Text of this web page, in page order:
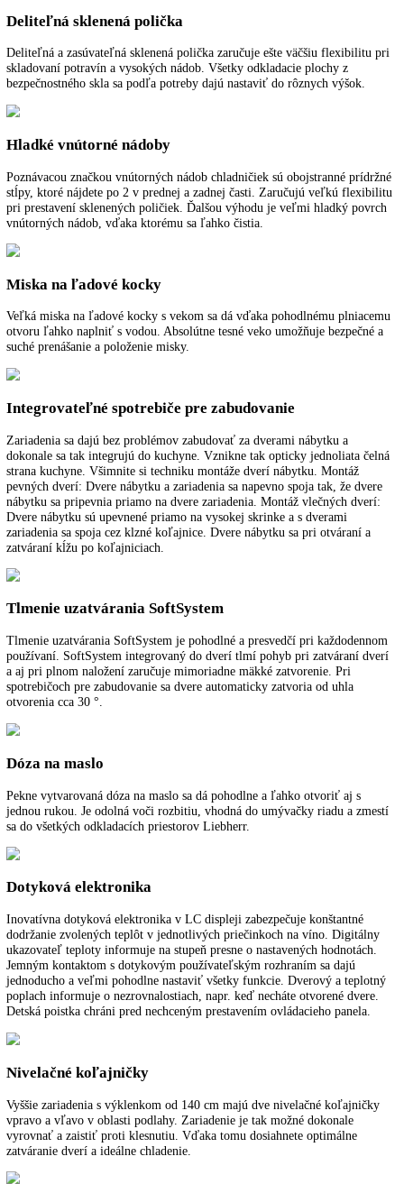
Variabilný priečinok na odkladanie fliaš
Variabilný priečinok na odkladanie fliaš je praktickým detailom
V závislosti od toho, ako zvyknete používať sklenenú poličku, na ňu
postaviť poháre alebo misky.
Priehradka na vajcia
Variabilná priehradka na vajcia je vysúvateľná. Môžete tak bezpečne
skladovať až 20 slepačích alebo 28 prepeličích vajec. Pre dlhšiu
vám odporúčame vajcia skladovať špičkou nadol alebo priehradku na
umiestniť vo FlexSystem priečinku BioFresh.
GlassLine v interiéri
Celkový dojem kvalitného interiéru dopĺňa ušľachtilé GlassLine z
bezpečnostného skla. Elegantné odkladacie plochy GlassLine sú
odolné proti poškrabaniu a ľahko sa čistia. Celkový harmonický
dotvárajú kvalitné lišty z ušľachtilej ocele. Mimoriadne flexibilné
ponúka čiastočne a úplne zasúvateľná sklenená polička.
Výškovo nastavovacie pätky
S výškovo nastavovacími pätkami vpredu môžete zariadenia Liebherr
optimálne vyrovnať. Zaručí to funkčnosť a vzhľad zariadenia.
Deliteľná sklenená polička
Deliteľná a zasúvateľná sklenená polička zaručuje ešte väčšiu
skladovaní potravín a vysokých nádob. Všetky odkladacie plochy z
bezpečnostného skla sa podľa potreby dajú nastaviť do rôznych
stĺpy, ktoré nájdete po 2 v prednej a zadnej časti. Zaručujú veľkú
pri prestavení sklenených poličiek. Ďalšou výhodu je veľmi hladký
vnútorných nádob, vďaka ktorému sa ľahko čistia.
Miska na ľadové kocky
Veľká miska na ľadové kocky s vekom sa dá vďaka pohodlnému
otvoru ľahko naplniť s vodou. Absolútne tesné veko umožňuje
suché prenášanie a položenie misky.
Integrovateľné spotrebiče pre zabudovanie
Zariadenia sa dajú bez problémov zabudovať za dverami nábytku a
strana kuchyne. Všimnite si techniku montáže dverí nábytku. Montáž
pevných dverí: Dvere nábytku a zariadenia sa napevno spoja tak, že
nábytku sa pripevnia priamo na dvere zariadenia. Montáž vlečných
Dvere nábytku sú upevnené priamo na vysokej skrinke a s dverami
zariadenia sa spoja cez klzné koľajnice. Dvere nábytku sa pri otváraní